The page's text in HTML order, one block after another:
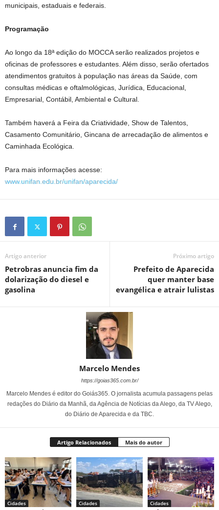
municipais, estaduais e federais.
Programação
Ao longo da 18ª edição do MOCCA serão realizados projetos e
oficinas de professores e estudantes. Além disso, serão ofertados
atendimentos gratuitos à população nas áreas da Saúde, com
consultas médicas e oftalmológicas, Jurídica, Educacional,
Empresarial, Contábil, Ambiental e Cultural.
Também haverá a Feira da Criatividade, Show de Talentos,
Casamento Comunitário, Gincana de arrecadação de alimentos e
Caminhada Ecológica.
Para mais informações acesse:
www.unifan.edu.br/unifan/aparecida/
Artigo anterior
Petrobras anuncia fim da
dolarização do diesel e
gasolina
Próximo artigo
Prefeito de Aparecida
quer manter base
evangélica e atrair lulistas
Marcelo Mendes
https://goias365.com.br/
Marcelo Mendes é editor do Goiás365. O jornalista acumula passagens pelas
redações do Diário da Manhã, da Agência de Notícias da Alego, da TV Alego,
do Diário de Aparecida e da TBC.
Artigo Relacionados Mais do autor
Cidades Cidades Cidades